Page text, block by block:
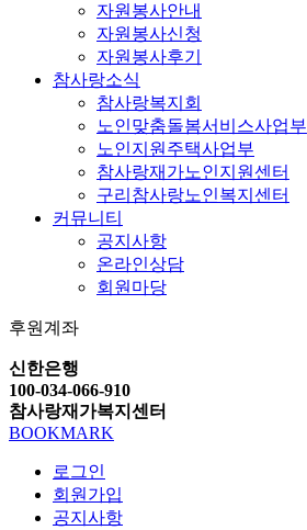
자원봉사안내
자원봉사신청
자원봉사후기
참사랑소식
참사랑복지회
노인맞춤돌봄서비스사업부
노인지원주택사업부
참사랑재가노인지원센터
구리참사랑노인복지센터
커뮤니티
공지사항
온라인상담
회원마당
후원계좌
신한은행
100-034-066-910
참사랑재가복지센터
BOOKMARK
로그인
회원가입
공지사항